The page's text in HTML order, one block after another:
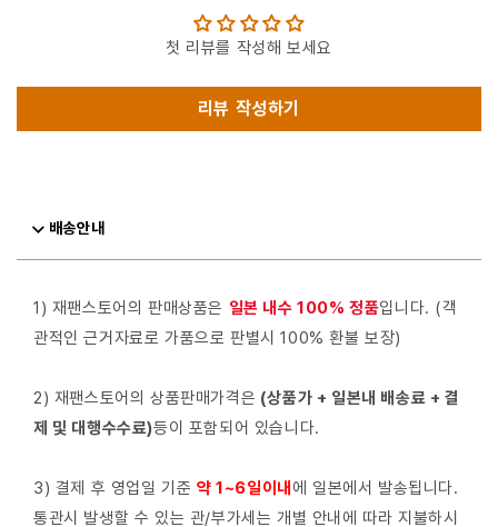
첫 리뷰를 작성해 보세요
리뷰 작성하기
배송안내
1) 재팬스토어의 판매상품은 일본 내수 100% 정품입니다. (객
관적인 근거자료로 가품으로 판별시 100% 환불 보장)
2) 재팬스토어의 상품판매가격은 (상품가 + 일본내 배송료 + 결
제 및 대행수수료)등이 포함되어 있습니다.
3) 결제 후 영업일 기준 약 1~6일이내 에 일본에서 발송됩니다.
통관시 발생할 수 있는 관/부가세는 개별 안내에 따라 지불하시